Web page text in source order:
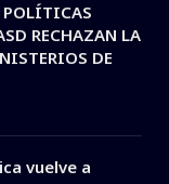
POLÍTICAS
RECHAZAN LA
DE
vuelve a